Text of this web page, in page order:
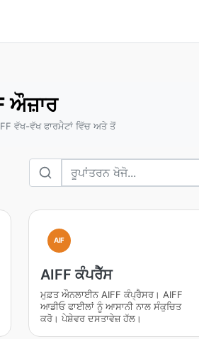
ਔਜ਼ਾਰ
ਵੱਖ-ਵੱਖ ਫਾਰਮੈਟਾਂ ਵਿੱਚ ਅਤੇ ਤੋਂ
AIF
AIFF ਕੰਪਰੈੱਸ
ਮੁਫ਼ਤ ਔਨਲਾਈਨ AIFF ਕੰਪ੍ਰੈਸਰ। AIFF
ਆਡੀਓ ਫਾਈਲਾਂ ਨੂੰ ਆਸਾਨੀ ਨਾਲ ਸੰਕੁਚਿਤ
ਕਰੋ। ਪੇਸ਼ੇਵਰ ਦਸਤਾਵੇਜ਼ ਹੱਲ।